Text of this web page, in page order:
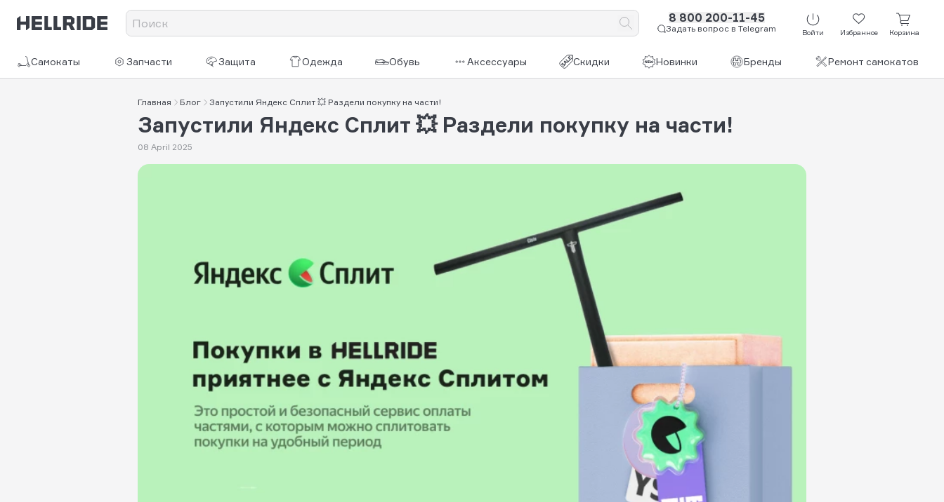
8 800 200-11-45
Задать вопрос в Telegram Войти Избранное Корзина
Самокаты Запчасти Защита Одежда Обувь Аксессуары Скидки Новинки Бренды Ремонт самокатов
Главная Блог Запустили Яндекс Сплит 💥 Раздели покупку на части!
Запустили Яндекс Сплит 💥 Раздели покупку на части!
08 April 2025